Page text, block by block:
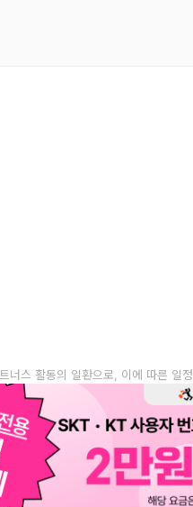
너스 활동의 일환으로, 이에 따른 일